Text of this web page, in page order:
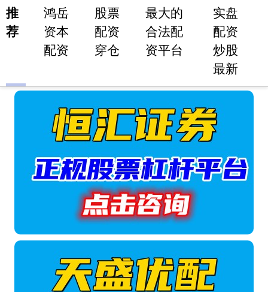
推
荐
鸿岳
资本
配资
股票
配资
穿仓
最大的
合法配
资平台
实盘
配资
炒股
最新